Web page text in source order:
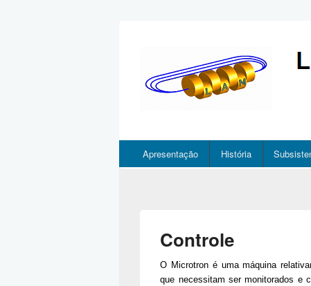
Apresentação História
Controle
O Microtron é uma máquina
que necessitam ser monitorados e